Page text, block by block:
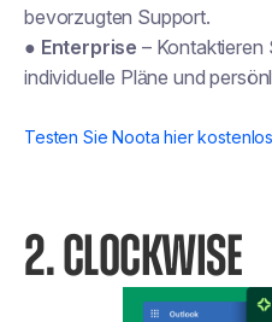
bevorzugten Support.
● Enterprise – Kontaktieren
individuelle Pläne und
Testen Sie Noota hier
2. CLOCKWISE